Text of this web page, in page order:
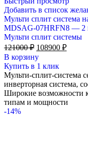
Добавить в список
Мульти сплит система
MDSAG-07HRFN8 — 2
Мульти сплит системы
121000₽ Первоначальная
цена
составляла
121000 ₽.
108900 ₽
В корзину
Купить в 1 клик
Мульти-сплит-система
инверторная система,
Широкие возможности
типам и мощности
-14%